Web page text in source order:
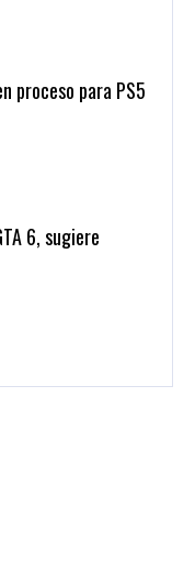
proceso para PS5
6, sugiere
de Resident Evil